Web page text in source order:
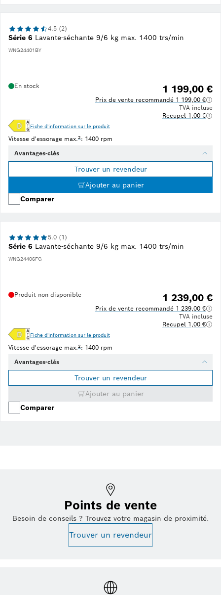
Série 6 Lavante-séchante 9/6 kg max. 1400 trs/min
WNG24401BY
4.5 (2)
En stock 1 199,00 €
Prix de vente recommandé 1 199,00 €
TVA incluse
Recupel 1,00 €
Fiche d'information sur le produit
Vitesse d'essorage max.Note de bas de page 2 : La vitesse d'essorage maximale est
2: 1400 rpm
Avantages-clés
Trouver un revendeur
Ajouter au panier
Comparer
Série 6 Lavante-séchante 9/6 kg max. 1400 trs/min
WNG24406FG
5.0 (1)
Produit non disponible 1 239,00 €
Prix de vente recommandé 1 239,00 €
TVA incluse
Recupel 1,00 €
Fiche d'information sur le produit
Vitesse d'essorage max.Note de bas de page 2 : La vitesse d'essorage maximale est
2: 1400 rpm
Avantages-clés
Trouver un revendeur
Ajouter au panier
Comparer
Points de vente
Besoin de conseils ? Trouvez votre magasin de proximité.
Trouver un revendeur